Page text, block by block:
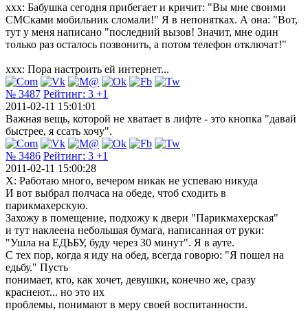
ххх: Бабушка сегодня прибегает и кричит: "Вы мне своими
СМСками мобильник сломали!" Я в непонятках. А она: "Вот,
тут у меня написано "последний вызов! Значит, мне один
только раз осталось позвонить, а потом телефон отключат!"
ххх: Пора настроить ей интернет...
№ 3487 Рейтинг: 3 +1
2011-02-11 15:01:01
Bажная вещь, которой не хватает в лифте - это кнопка "давай
быстрее, я ссать хочу".
№ 3486 Рейтинг: 3 +1
2011-02-11 15:00:28
Х: Работаю много, вечером никак не успеваю никуда
И вот выбрал полчаса на обеде, чтоб сходить в
парикмахерскую.
Захожу в помещение, подхожу к двери "Парикмахерская"
и тут наклеена небольшая бумага, написанная от руки:
"Ушла на ЕДЬБУ, буду через 30 минут". Я в ауте.
С тех пор, когда я иду на обед, всегда говорю: "Я пошел на
едьбу." Пусть
понимает, кто, как хочет, девушки, конечно же, сразу
краснеют... но это их
проблемы, понимают в меру своей воспитанности.